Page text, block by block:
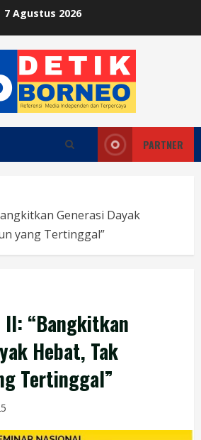
7 Agustus 2026
PARTNER
Generasi Dayak
yang Tertinggal”
II: “Bangkitkan
Hebat, Tak
Tertinggal”